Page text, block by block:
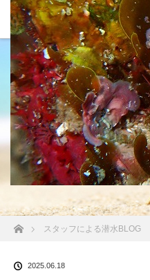
沖縄の海 BLOG
ホームスタッフによる潜水BLOG
2025.06.18